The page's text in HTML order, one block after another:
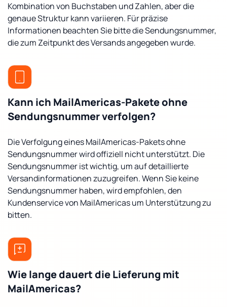
Kombination von Buchstaben und Zahlen, aber die
genaue Struktur kann variieren. Für präzise
Informationen beachten Sie bitte die Sendungsnummer,
die zum Zeitpunkt des Versands angegeben wurde.
Kann ich MailAmericas-Pakete ohne
Sendungsnummer verfolgen?
Die Verfolgung eines MailAmericas-Pakets ohne
Sendungsnummer wird offiziell nicht unterstützt. Die
Sendungsnummer ist wichtig, um auf detaillierte
Versandinformationen zuzugreifen. Wenn Sie keine
Sendungsnummer haben, wird empfohlen, den
Kundenservice von MailAmericas um Unterstützung zu
bitten.
Wie lange dauert die Lieferung mit
MailAmericas?